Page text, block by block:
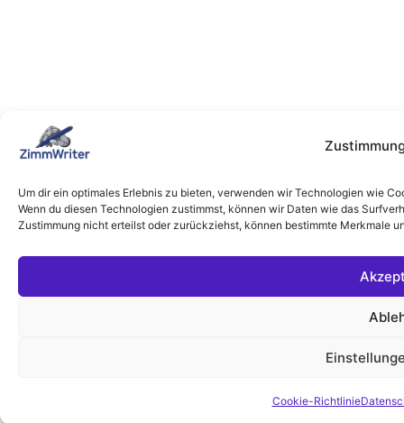
Um dir ein optimales Erlebnis zu bieten, verwenden wir Technologien wie
Wenn du diesen Technologien zustimmst, können wir Daten wie das
Zustimmung nicht erteilst oder zurückziehst, können bestimmte Merkmale
Cookie-Richtlinie